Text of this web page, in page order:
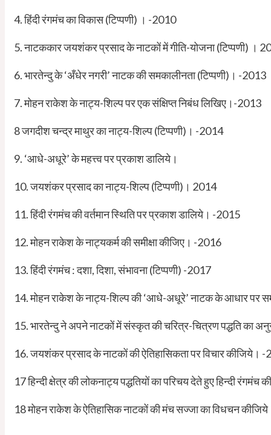
4. हिंदी रंगमंच का विकास (टिप्पणी) । -2010
5. नाटककार जयशंकर प्रसाद के नाटकों में गीति-योजना (टिप्पणी) ।
6. भारतेन्दु के ‘अँधेर नगरी’ नाटक की समकालीनता (टिप्पणी)। -2013
7. मोहन राकेश के नाट्य-शिल्प पर एक संक्षिप्त निबंध लिखिए।-2013
8 जगदीश चन्द्र माथुर का नाट्य-शिल्प (टिप्पणी)। -2014
9. ‘आधे-अधूरे’ के महत्त्व पर प्रकाश डालिये।
10. जयशंकर प्रसाद का नाट्य-शिल्प (टिप्पणी)। 2014
11. हिंदी रंगमंच की वर्तमान स्थिति पर प्रकाश डालिये। -2015
12. मोहन राकेश के नाट्यकर्म की समीक्षा कीजिए। -2016
13. हिंदी रंगमंच : दशा, दिशा, संभावना (टिप्पणी) -2017
14. मोहन राकेश के नाट्य-शिल्प की ‘आधे-अधूरे’ नाटक के आधार पर
15. भारतेन्दु ने अपने नाटकों में संस्कृत की चरित्र-चित्रण पद्धति का
16. जयशंकर प्रसाद के नाटकों की ऐतिहासिकता पर विचार कीजिये।
17 हिन्दी क्षेत्र की लोकनाट्य पद्धतियों का परिचय देते हुए हिन्दी
18 मोहन राकेश के ऐतिहासिक नाटकों की मंच सज्जा का विधचन